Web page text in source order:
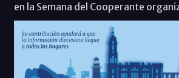
en la Semana del Cooperante